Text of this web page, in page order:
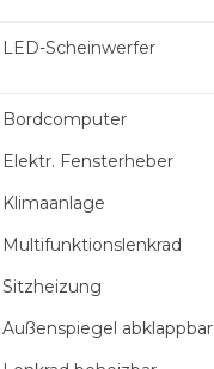
LED-Scheinwerfer
Bordcomputer
Elektr. Fensterheber
Klimaanlage
Multifunktionslenkrad
Sitzheizung
Außenspiegel abklappbar